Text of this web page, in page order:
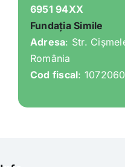
6951 94XX
Fundația Simile
Adresa: Str.
România
Cod fiscal: